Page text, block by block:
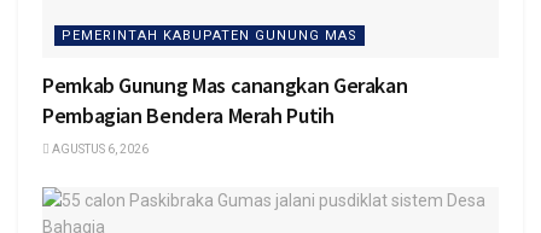
PEMERINTAH KABUPATEN GUNUNG MAS
Pemkab Gunung Mas canangkan Gerakan
Pembagian Bendera Merah Putih
AGUSTUS 6, 2026